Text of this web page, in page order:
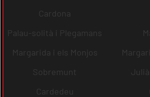
Cardona
Palau-solità i Plegamans
Margarida i els Monjos
Sobremunt
Cardedeu